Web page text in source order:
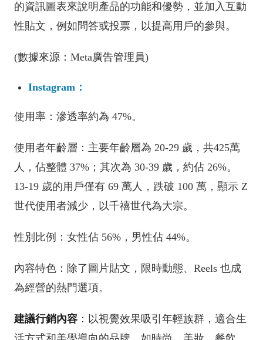
的資訊圖表來說明產品的功能和優勢，並加入互動
性貼文，例如問答或投票，以提高用戶的參與。
(數據來源：Meta廣告管理員)
Instagram：
使用率：滲透率約為 47%。
使用者年齡層：主要年齡層為 20-29 歲，共425萬
人，佔整體 37%；其次為 30-39 歲，約佔 26%。
13-19 歲的用戶僅有 69 萬人，跌破 100 萬，顯示 Z
世代使用者減少，以千禧世代為大宗。
性別比例：女性佔 56%，男性佔 44%。
內容特色：除了圖片貼文，限時動態、Reels 也成
為經營的熱門選項。
建議行銷內容 ：以視覺效果吸引年輕族群，適合生